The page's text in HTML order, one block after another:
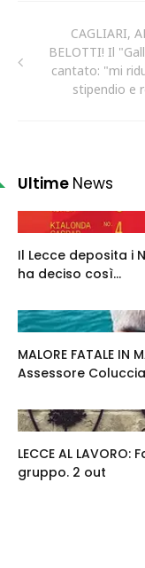
CAGLIARI,
BELOTTI! Il
cantato: "mi
stipendio e
Ultime News
Il Lecce deposita i
ha deciso così...
MALORE FATALE IN
Assessore Coluccia
LECCE AL
gruppo. 2 out